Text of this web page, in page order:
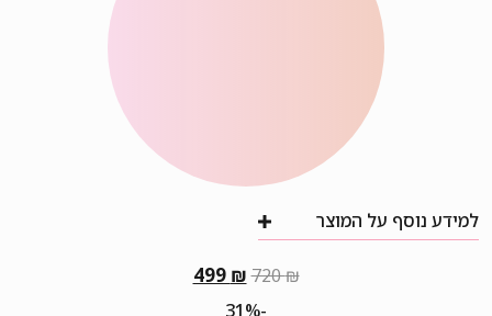
למידע נוסף על המוצר
720₪
המחיר
499 ₪
-31%